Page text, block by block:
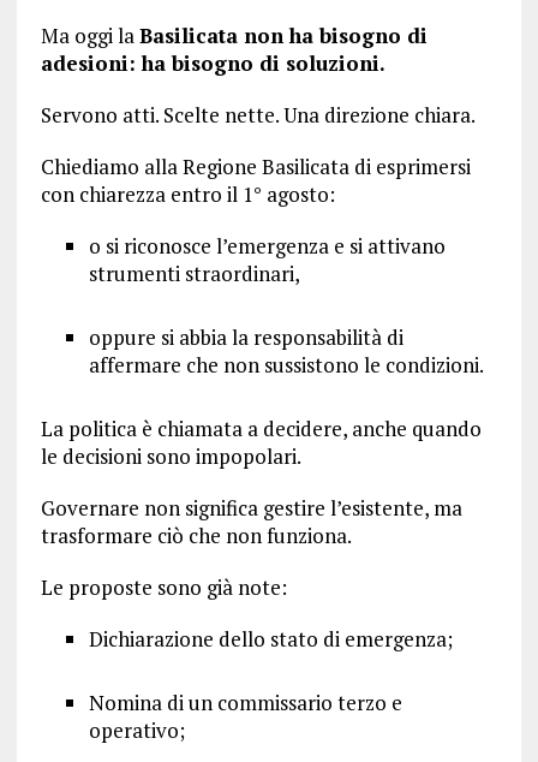
Ma oggi laBasilicata non ha bisogno di
adesioni: ha bisogno di soluzioni.
Servono atti. Scelte nette. Una direzione chiara.
Chiediamo alla Regione Basilicata di esprimersi
con chiarezza entro il 1° agosto:
o si riconosce l’emergenza e si attivano
strumenti straordinari,
oppure si abbia la responsabilità di
affermare che non sussistono le condizioni.
La politica è chiamata a decidere, anche quando
le decisioni sono impopolari.
Governare non significa gestire l’esistente, ma
trasformare ciò che non funziona.
Le proposte sono già note:
Dichiarazione dello stato di emergenza;
Nomina di un commissario terzo e
operativo;